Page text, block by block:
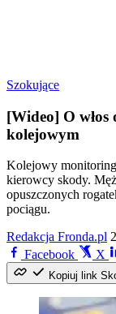
Szokujące
[Wideo] O
kolejowym
Kolejowy monitoring
kierowcy skody.
opuszczonych
pociągu.
Redakcja Fronda.pl
Facebook
X
Kopiuj link